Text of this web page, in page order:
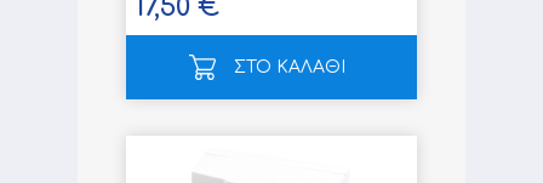
17,50 €
ΣΤΟ ΚΑΛΑΘΙ